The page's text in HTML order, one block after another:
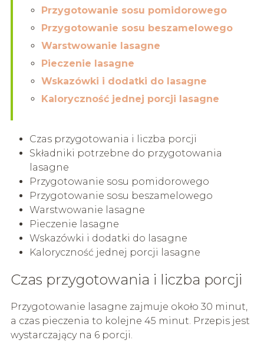
Przygotowanie sosu pomidorowego
Przygotowanie sosu beszamelowego
Warstwowanie lasagne
Pieczenie lasagne
Wskazówki i dodatki do lasagne
Kaloryczność jednej porcji lasagne
Czas przygotowania i liczba porcji
Składniki potrzebne do przygotowania
lasagne
Przygotowanie sosu pomidorowego
Przygotowanie sosu beszamelowego
Warstwowanie lasagne
Pieczenie lasagne
Wskazówki i dodatki do lasagne
Kaloryczność jednej porcji lasagne
Czas przygotowania i liczba porcji
Przygotowanie lasagne zajmuje około 30 minut,
a czas pieczenia to kolejne 45 minut. Przepis jest
wystarczający na 6 porcji.